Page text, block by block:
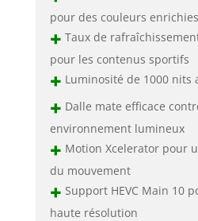
pour des couleurs enrichies
+ Taux de
pour les contenus sportifs
+ Luminosité de 1000 nits
+ Dalle mate efficace
environnement lumineux
+ Motion Xcelerator pour
du mouvement
+ Support HEVC Main 10
haute résolution